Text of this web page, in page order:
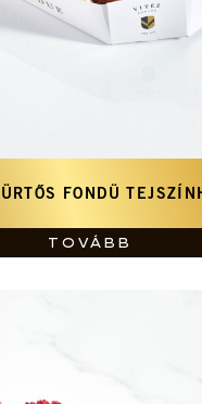
FONDÜ
TOVÁBB